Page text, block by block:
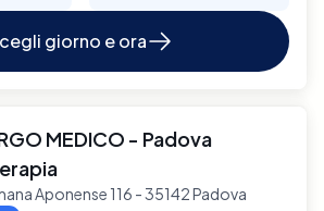
giorno e ora
MEDICO - Padova
Aponense 116 - 35142 Padova